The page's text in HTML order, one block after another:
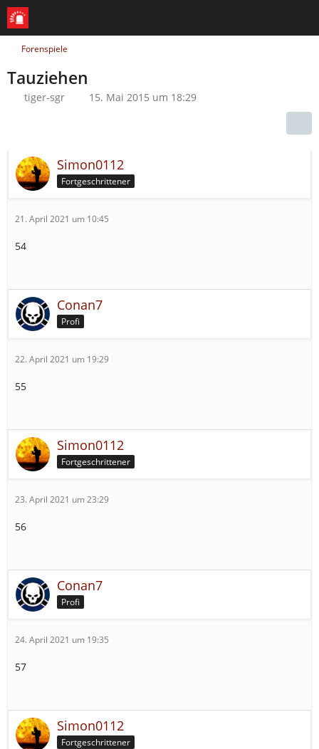
Forenspiele
Tauziehen
tiger-sgr 15. Mai 2015 um 18:29
Simon0112
Fortgeschrittener
21. April 2021 um 10:45
54
Conan7
Profi
22. April 2021 um 19:29
55
Simon0112
Fortgeschrittener
23. April 2021 um 23:29
56
Conan7
Profi
24. April 2021 um 19:35
57
Simon0112
Fortgeschrittener